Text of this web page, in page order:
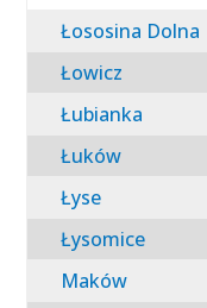
Łososina Dolna
Łowicz
Łubianka
Łuków
Łyse
Łysomice
Maków